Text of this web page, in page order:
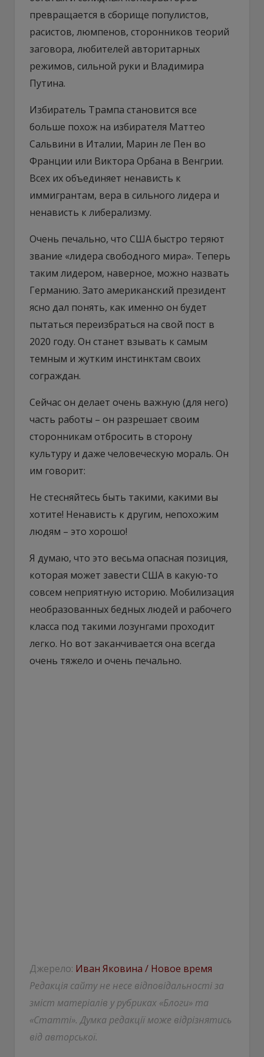
превращается в сборище популистов,
расистов, люмпенов, сторонников теорий
заговора, любителей авторитарных
режимов, сильной руки и Владимира
Путина.
Избиратель Трампа становится все
больше похож на избирателя Маттео
Сальвини в Италии, Марин ле Пен во
Франции или Виктора Орбана в Венгрии.
Всех их объединяет ненависть к
иммигрантам, вера в сильного лидера и
ненависть к либерализму.
Очень печально, что США быстро теряют
звание «лидера свободного мира». Теперь
таким лидером, наверное, можно назвать
Германию. Зато американский президент
ясно дал понять, как именно он будет
пытаться переизбраться на свой пост в
2020 году. Он станет взывать к самым
темным и жутким инстинктам своих
сограждан.
Сейчас он делает очень важную (для него)
часть работы – он разрешает своим
сторонникам отбросить в сторону
культуру и даже человеческую мораль. Он
им говорит:
Не стесняйтесь быть такими, какими вы
хотите! Ненависть к другим, непохожим
людям – это хорошо!
Я думаю, что это весьма опасная позиция,
которая может завести США в какую-то
совсем неприятную историю. Мобилизация
необразованных бедных людей и рабочего
класса под такими лозунгами проходит
легко. Но вот заканчивается она всегда
очень тяжело и очень печально.
Джерело: Иван Яковина / Новое время
Редакція сайту не несе відповідальності за
зміст матеріалів у рубриках «Блоги» та
«Статті». Думка редакції може відрізнятись
від авторської.